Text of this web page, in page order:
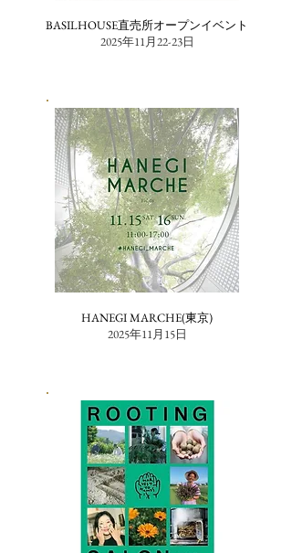
BASILHOUSE直売所オープンイベント
2025年11月22-23日
HANEGI MARCHE(東京)
2025年11月15日